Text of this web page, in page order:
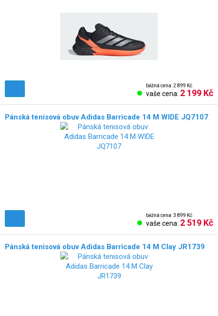
běžná cena: 2 899 Kč
vaše cena: 2 199 Kč
Pánská tenisová obuv Adidas Barricade 14 M WIDE JQ7107
běžná cena: 3 899 Kč
vaše cena: 2 519 Kč
Pánská tenisová obuv Adidas Barricade 14 M Clay JR1739